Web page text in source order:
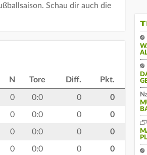
Schau dir auch die
N Tore Diff. Pkt.
0 0:0 0 0
0 0:0 0 0
0 0:0 0 0
0 0:0 0 0